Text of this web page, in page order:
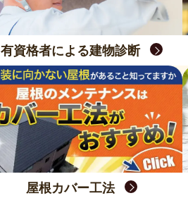
有資格者による建物診断
屋根カバー工法